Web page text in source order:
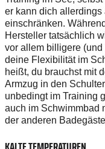
er kann dich
einschränken.
Hersteller tatsächlich
vor allem billigere
deine Flexibilität im
heißt, du brauchst mit
Armzug in den
unbedingt im Training
auch im Schwimmbad
der anderen